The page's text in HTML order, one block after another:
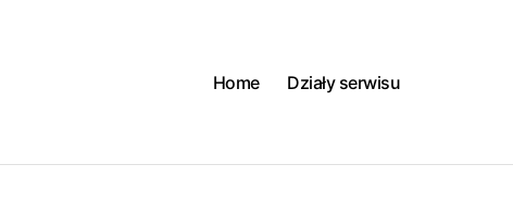
Home
Działy serwisu